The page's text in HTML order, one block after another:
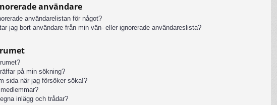
användare
användarelistan för något?
jag bort användare från min vän- eller ignorerade användareslista?
på min sökning?
sida när jag försöker söka!?
inlägg och trådar?